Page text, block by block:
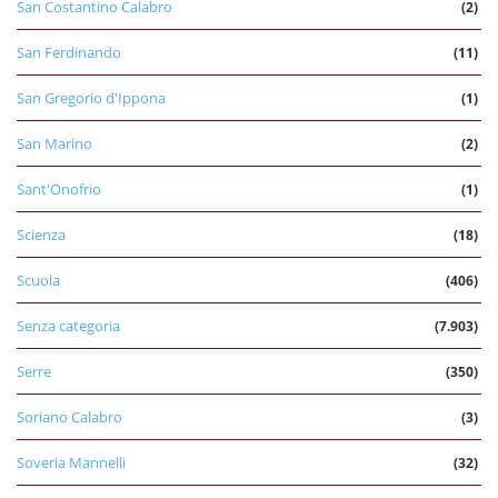
San Costantino Calabro (2)
San Ferdinando (11)
San Gregorio d'Ippona (1)
San Marino (2)
Sant'Onofrio (1)
Scienza (18)
Scuola (406)
Senza categoria (7.903)
Serre (350)
Soriano Calabro (3)
Soveria Mannelli (32)